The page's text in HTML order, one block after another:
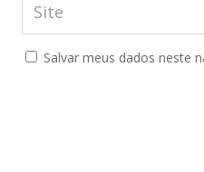
Salvar meus dados neste